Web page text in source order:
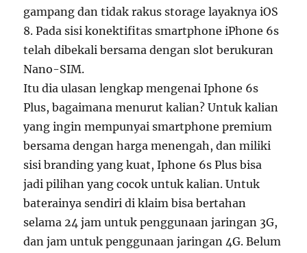
gampang dan tidak rakus storage layaknya iOS
8. Pada sisi konektifitas smartphone iPhone 6s
telah dibekali bersama dengan slot berukuran
Nano-SIM.
Itu dia ulasan lengkap mengenai Iphone 6s
Plus, bagaimana menurut kalian? Untuk kalian
yang ingin mempunyai smartphone premium
bersama dengan harga menengah, dan miliki
sisi branding yang kuat, Iphone 6s Plus bisa
jadi pilihan yang cocok untuk kalian. Untuk
baterainya sendiri di klaim bisa bertahan
selama 24 jam untuk penggunaan jaringan 3G,
dan jam untuk penggunaan jaringan 4G. Belum